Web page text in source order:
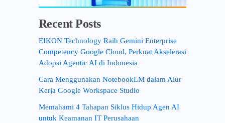
Recent Posts
EIKON Technology Raih Gemini Enterprise
Competency Google Cloud, Perkuat Akselerasi
Adopsi Agentic AI di Indonesia
Cara Menggunakan NotebookLM dalam Alur
Kerja Google Workspace Studio
Memahami 4 Tahapan Siklus Hidup Agen AI
untuk Keamanan IT Perusahaan